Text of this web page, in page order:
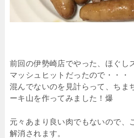
前回の伊勢崎店でやった、ほぐし
マッシュヒットだったので・・・
混んでないのを見計らって、ちま
ーキ山を作ってみました！爆
元々あまり良い肉でもないので、
解消されます。